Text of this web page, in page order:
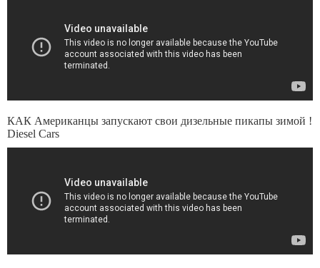
КАК Американцы запускают свои дизельные пикапы зимой !
Diesel Cars